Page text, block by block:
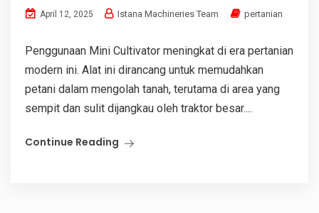
April 12, 2025 Istana Machineries Team pertanian
Penggunaan Mini Cultivator meningkat di era pertanian
modern ini. Alat ini dirancang untuk memudahkan
petani dalam mengolah tanah, terutama di area yang
sempit dan sulit dijangkau oleh traktor besar....
Continue Reading